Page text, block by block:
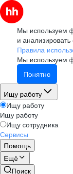
Мы используем
и
Правила
Мы используем
Понятно
Ищу работу
Ищу работу
Ищу работу
Ищу сотрудника
Сервисы
Помощь
Ещё
Поиск